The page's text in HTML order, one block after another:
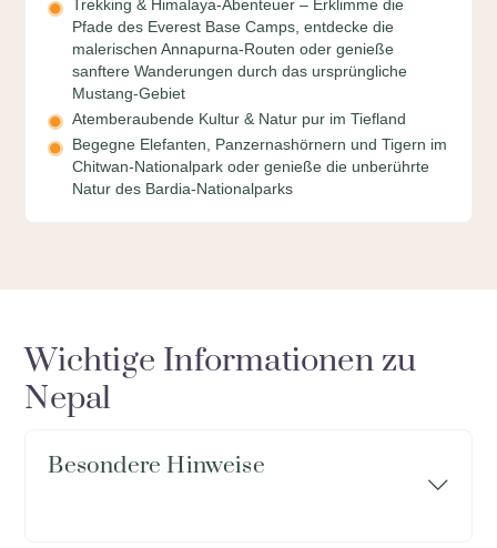
Trekking & Himalaya-Abenteuer – Erklimme die
Pfade des Everest Base Camps, entdecke die
malerischen Annapurna-Routen oder genieße
sanftere Wanderungen durch das ursprüngliche
Mustang-Gebiet
Atemberaubende Kultur & Natur pur im Tiefland
Begegne Elefanten, Panzernashörnern und Tigern im
Chitwan-Nationalpark oder genieße die unberührte
Natur des Bardia-Nationalparks
Wichtige Informationen zu
Nepal
Besondere Hinweise